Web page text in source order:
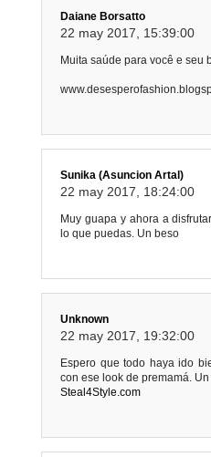
Daiane Borsatto
22 may 2017, 15:39:00
Muita saúde para você e seu
Sunika (Asuncion Artal)
22 may 2017, 18:24:00
Muy guapa y ahora a
lo que puedas. Un beso
Unknown
22 may 2017, 19:32:00
Espero que todo haya ido
con ese look de premamá.
Steal4Style.com